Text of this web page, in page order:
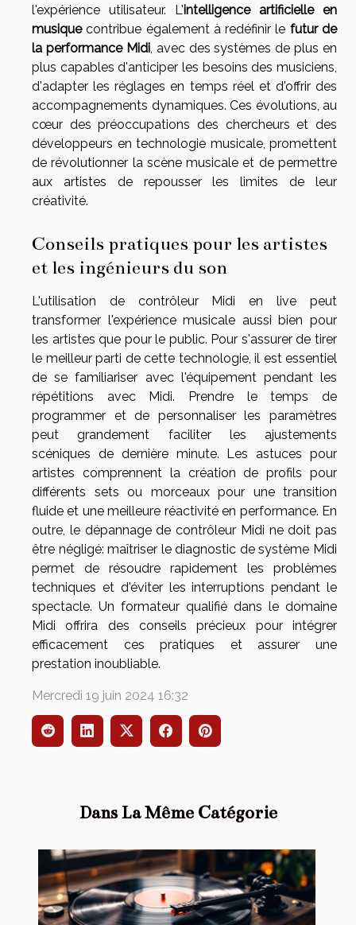
Dans La Même Catégorie
l'expérience utilisateur. L'intelligence artificielle en
musiquecontribue également à redéfinir le futur de
la performance Midi, avec des systèmes de plus en
plus capables d'anticiper les besoins des musiciens,
d'adapter les réglages en temps réel et d'offrir des
accompagnements dynamiques. Ces évolutions, au
cœur des préoccupations des chercheurs et des
développeurs en technologie musicale, promettent
de révolutionner la scène musicale et de permettre
aux artistes de repousser les limites de leur
créativité.
Conseils pratiques pour les artistes
et les ingénieurs du son
L'utilisation de contrôleur Midi en live peut
transformer l'expérience musicale aussi bien pour
les artistes que pour le public. Pour s'assurer de tirer
le meilleur parti de cette technologie, il est essentiel
de se familiariser avec l'équipement pendant les
répétitions avec Midi. Prendre le temps de
programmer et de personnaliser les paramètres
peut grandement faciliter les ajustements
scéniques de dernière minute. Les astuces pour
artistes comprennent la création de profils pour
différents sets ou morceaux pour une transition
fluide et une meilleure réactivité en performance. En
outre, le dépannage de contrôleur Midi ne doit pas
être négligé: maîtriser le diagnostic de système Midi
permet de résoudre rapidement les problèmes
techniques et d'éviter les interruptions pendant le
spectacle. Un formateur qualifié dans le domaine
Midi offrira des conseils précieux pour intégrer
efficacement ces pratiques et assurer une
prestation inoubliable.
Mercredi 19 juin 2024 16:32